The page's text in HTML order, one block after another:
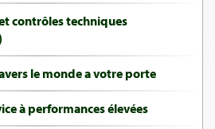
contrôles techniques
le monde a votre porte
à performances élevées